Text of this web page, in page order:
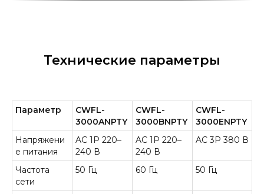
Технические параметры
Параметр
CWFL-
3000ANPTY
CWFL-
3000BNPTY
CWFL-
3000ENPTY
Напряжени
е питания
AC 1P 220–
240 В
AC 1P 220–
240 В
AC 3P 380 В
Частота
сети
50 Гц 60 Гц 50 Гц